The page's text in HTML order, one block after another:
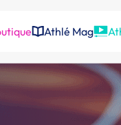
Athlé Mag